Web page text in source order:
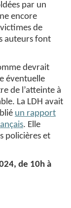
par un
encore
de
auteurs font
devrait
éventuelle
de l’atteinte à
La LDH avait
un rapport
. Elle
policières et
de 10h à